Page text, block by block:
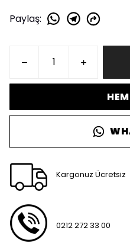
Paylaş:
Kargonuz Ücretsiz
0212 272 33 00